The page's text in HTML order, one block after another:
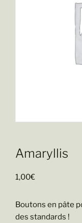
Amaryllis
1,00€
Boutons en pâte
des standards !